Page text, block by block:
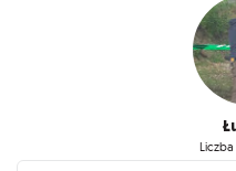
Liczba